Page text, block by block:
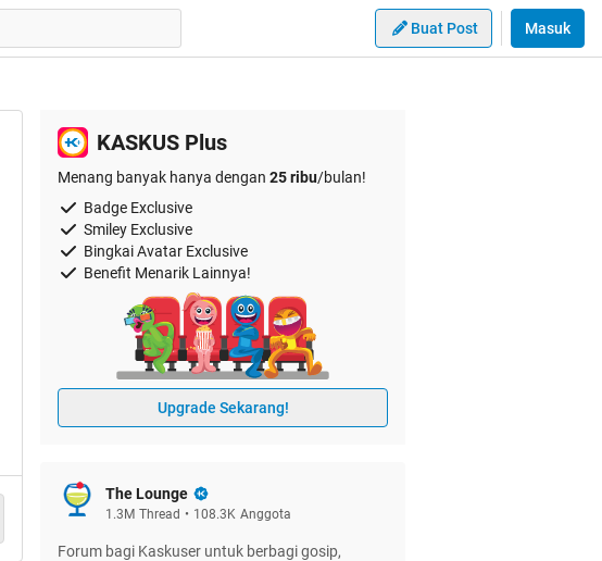
Buat Post Masuk
KASKUS Plus
Menang banyak hanya dengan 25 ribu/bulan!
Badge Exclusive
Smiley Exclusive
Bingkai Avatar Exclusive
Benefit Menarik Lainnya!
Upgrade Sekarang!
The Lounge
1.3M Thread • 108.3K Anggota
Forum bagi Kaskuser untuk berbagi gosip,